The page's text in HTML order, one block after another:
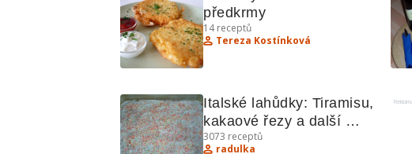
předkrmy
14receptů
Tereza Kostínková
Italské lahůdky: Tiramisu,
kakaové řezy a další
recepty
3073 receptů
radulka